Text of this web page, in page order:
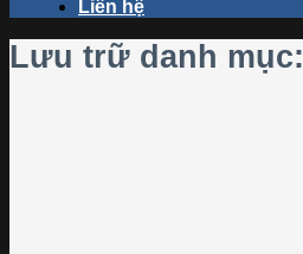
Liên hệ
Lưu trữ danh mục: